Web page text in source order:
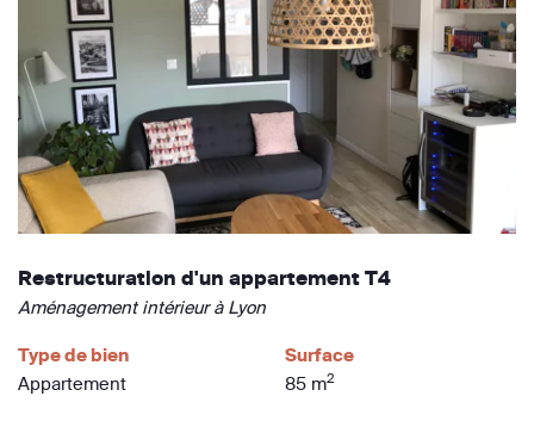
Restructuration d'un appartement T4
Aménagement intérieur à Lyon
Type de bien
Appartement
Surface
85 m2